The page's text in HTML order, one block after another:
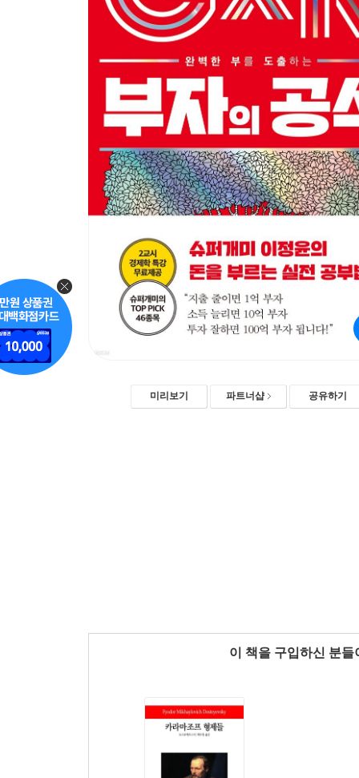
미리보기 파트너샵 공유하기
이 책을 구입하신 분